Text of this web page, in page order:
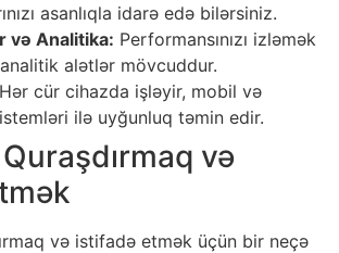
asanlıqla idarə edə bilərsiniz.
və Analitika: Performansınızı izləmək
alətlər mövcuddur.
Hər cür cihazda işləyir, mobil və
ilə uyğunluq təmin edir.
və
və istifadə etmək üçün bir neçə